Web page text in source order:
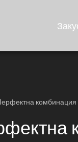
комбинация